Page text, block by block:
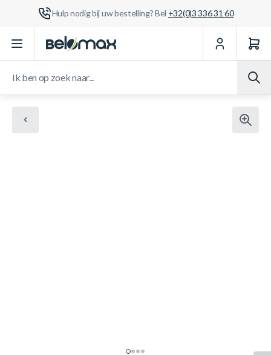
Hulp nodig bij uw bestelling? Bel +32(0)3 336 31 60
Ga naar de inhoud